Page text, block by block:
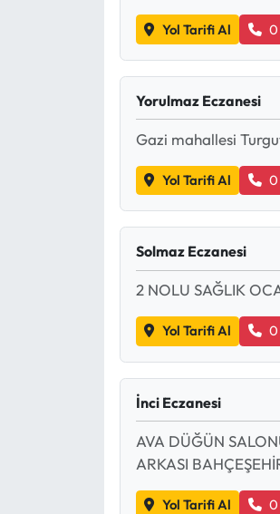
Yol Tarifi Al 0
Yorulmaz Eczanesi
Gazi mahallesi
Yol Tarifi Al 0
Solmaz Eczanesi
2 NOLU SAĞLIK
Yol Tarifi Al 0
İnci Eczanesi
AVA DÜĞÜN
ARKASI
Yol Tarifi Al 0